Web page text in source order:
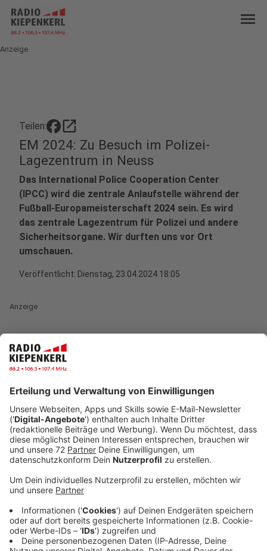
menu
Anzeige
Teilen: open_in_new
EM 2024: Zu Besuch im Polizei-
Lagezentrum in Neuss
Das International Police Cooperation Center
(IPCC) wird die zentrale Anlaufstelle während der
Fußball-Europameisterschaft 2024 sein. Es wird
das zentrale Lagezentrum für Polizei und andere
Sicherheitsorgane. Wir durften uns vor Ort
umschauen.
Veröffentlicht: Dienstag, 23.04.2024 18:05
Anzeige
Zum Termin hat Nordrhein-Westfalens Innenminister
Herbert Reul persönlich geladen. Noch befindet sich
Aufbau, aber schon vor dem offiziellenStart der
Fußball-Europameisterschaft in Deutschlandist
Einzugstermin. Denn hier kommt alles zusammen, was
das Thema Sicherheit rund um die EM angeht.
Anzeige
Das ist das IPCC